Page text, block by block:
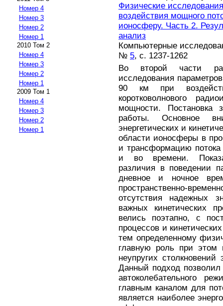
Номер 4
Номер 3
Номер 2
Номер 1
2010 Том 2
Номер 4
Номер 3
Номер 2
Номер 1
2009 Том 1
Номер 4
Номер 3
Номер 2
Номер 1
Физические
воздействия мощного
ионосферу. Часть 2.
анализ
Компьютерные
№ 5, с. 1237-1262
Во второй части
исследования
90 км при
коротковолнового
мощности. Постановка
работы. Основное
энергетических и
области ионосферы в
и трансформацию потока
и во времени.
различия в поведении
дневное и ночное
пространственно-
отсутствия надежных
важных кинетических
велись поэтапно, с
процессов и
тем определенному
главную роль при этом
неупругих
Данный подход позволил
автоколебательного
главным каналом для
является наиболее